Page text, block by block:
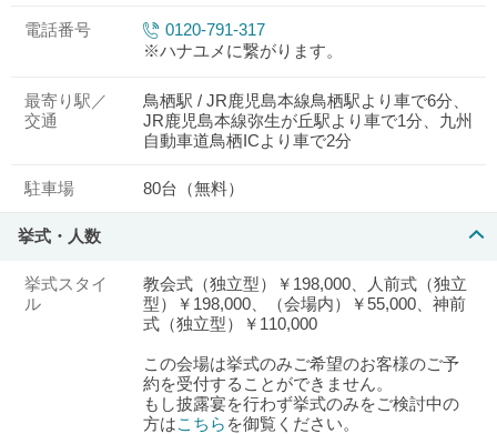
電話番号
0120-791-317
※ハナユメに繋がります。
最寄り駅／
交通
鳥栖駅 / JR鹿児島本線鳥栖駅より車で6分、
JR鹿児島本線弥生が丘駅より車で1分、九州
自動車道鳥栖ICより車で2分
駐車場 80台（無料）
挙式・人数
挙式スタイ
ル
教会式（独立型）￥198,000、人前式（独立
型）￥198,000、（会場内）￥55,000、神前
式（独立型）￥110,000
この会場は挙式のみご希望のお客様のご予
約を受付することができません。
もし披露宴を行わず挙式のみをご検討中の
方はこちら を御覧ください。